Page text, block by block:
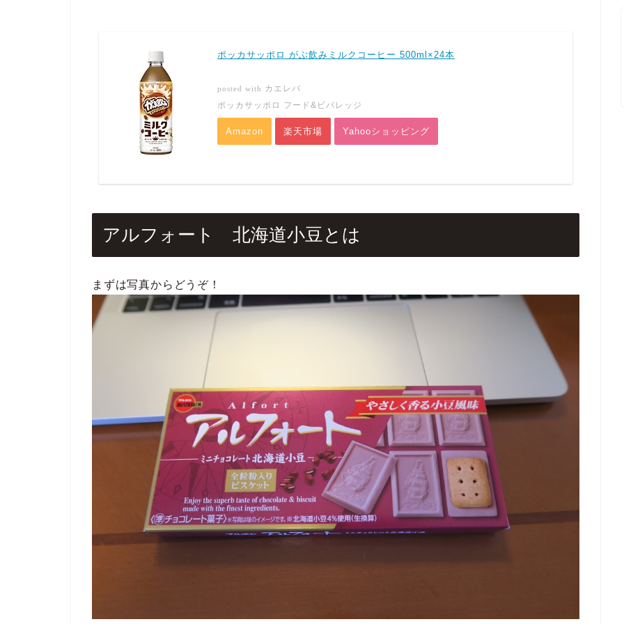
ポッカサッポロ がぶ飲みミルクコーヒー 500ml×24本
posted with カエレバ
ポッカサッポロ フード&ビバレッジ
Amazon 楽天市場 Yahooショッピング
アルフォート 北海道小豆とは
まずは写真からどうぞ！